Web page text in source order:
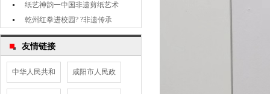
纸艺神韵一中国非遗剪纸艺术
乾州红拳进校园? ?非遗传承
友情链接
中华人民共和 咸阳市人民政